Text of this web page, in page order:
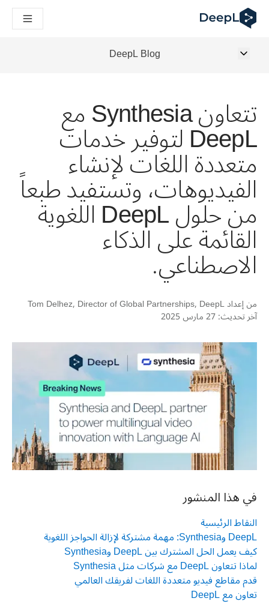
DeepL لوكلاء الذكاء الاصطناعي
Translation Flow في DeepL: عمليات سير عمل جديدة مدعومة بالذكاء الاصطناعي لحالات الاستخدام والتكاملات الرئيسية
The ROI of AI-native translation
How we brought Swiss German to DeepL
من ترجمة النصوص عالية الجودة إلى منصة صوتية تعمل في الوقت
an instantly accessible voice demo with DeepL Voice API
DeepL Blog
تتعاون Synthesia مع
DeepL لتوفير خدمات
متعددة اللغات لإنشاء
الفيديوهات، وتستفيد طبعاً
من حلول DeepL اللغويةالقائمة على الذكاء
الاصطناعي.
من إعدادTom Delhez, Director of Global Partnerships, DeepL
آخر تحديث:27 مارس 2025
في هذا المنشور
النقاط الرئيسية
DeepL وSynthesia: مهمة مشتركة لإزالة الحواجز اللغوية
كيف يعمل الحل المشترك بين DeepL وSynthesia
لماذا تتعاون DeepL مع شركات مثل Synthesia
قدم مقاطع فيديو متعددة اللغات لفريقك العالمي
تعاون مع DeepL